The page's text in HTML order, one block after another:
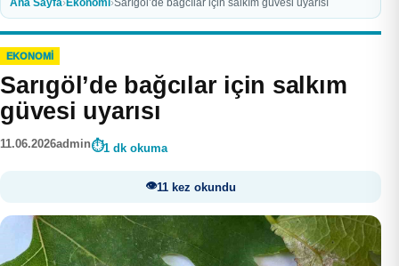
Ana Sayfa›Ekonomi›Sarıgöl’de bağcılar için salkım güvesi uyarısı
EKONOMI
Sarıgöl’de bağcılar için salkım
güvesi uyarısı
11.06.2026admin 1 dk okuma
11 kez okundu